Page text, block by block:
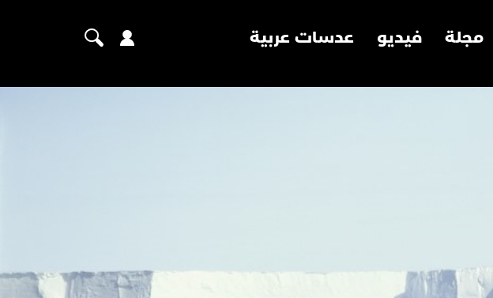
مجلة فيديو عدسات عربية